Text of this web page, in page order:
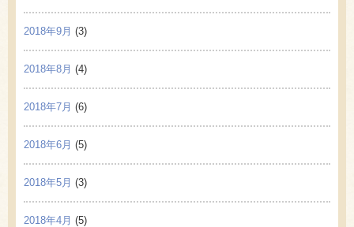
2018年9月 (3)
2018年8月 (4)
2018年7月 (6)
2018年6月 (5)
2018年5月 (3)
2018年4月 (5)